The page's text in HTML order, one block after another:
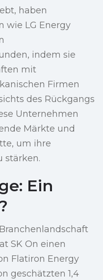
haben
wie LG Energy
indem sie
mit
Firmen
des Rückgangs
Unternehmen
Märkte und
um ihre
stärken.
Ein
SK On einen
Flatiron Energy
geschätzten 1,4